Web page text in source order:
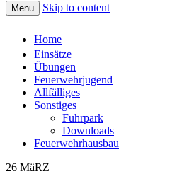
Menu Skip to content
Home
Einsätze
Übungen
Feuerwehrjugend
Allfälliges
Sonstiges
Fuhrpark
Downloads
Feuerwehrhausbau
26 MäRZ